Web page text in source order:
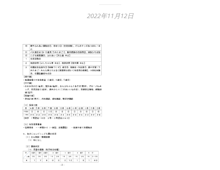
2022年11月12日